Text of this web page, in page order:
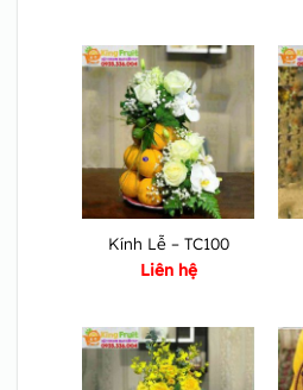
Kính Lễ – TC100
Liên hệ